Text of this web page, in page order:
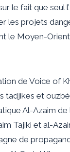
le fait que seul
les projets
le Moyen-
de Voice of
tadjikes et
Al-Azaim de
Tajiki et al-
de